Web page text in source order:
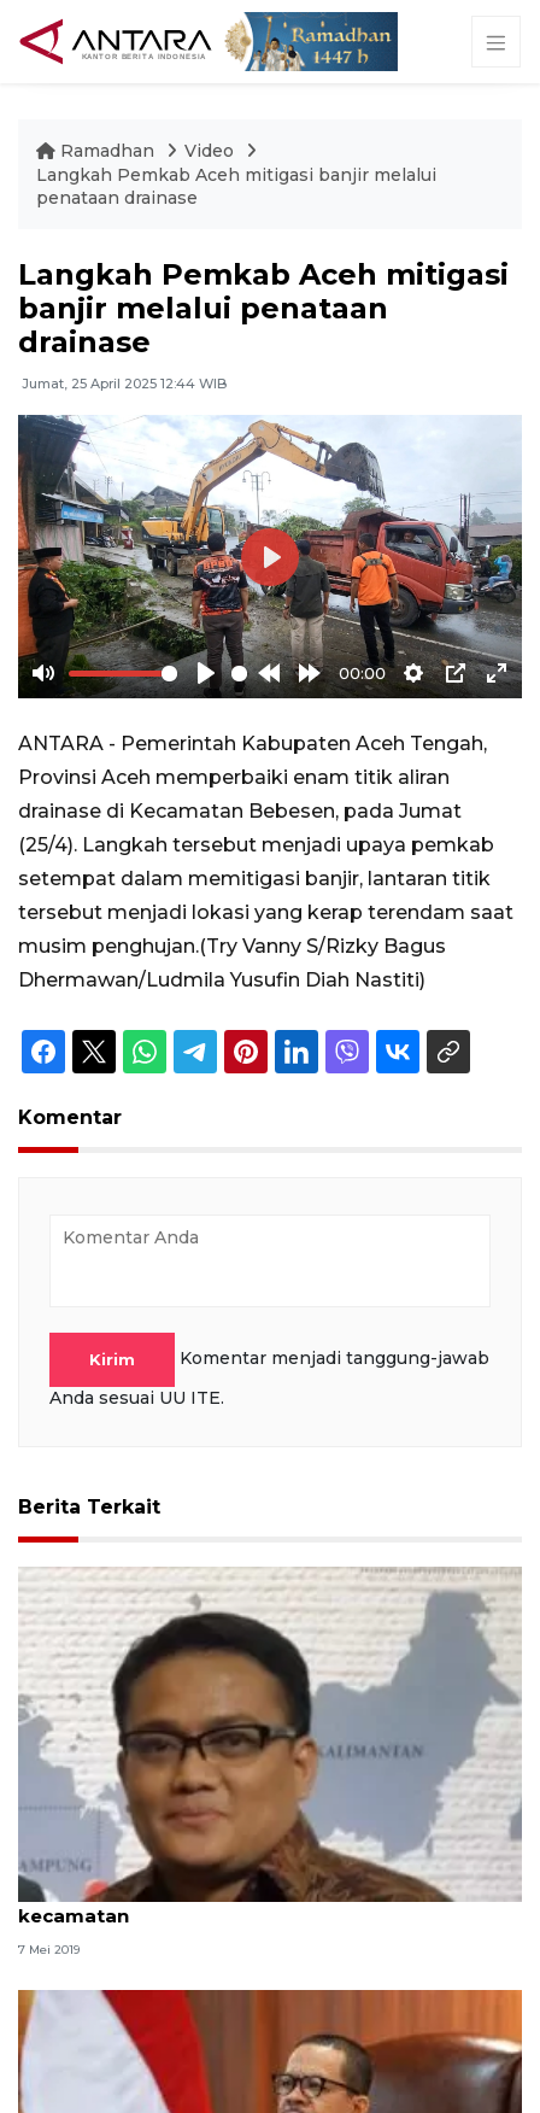
Ramadhan
Video
Langkah Pemkab Aceh mitigasi banjir melalui
penataan drainase
Langkah Pemkab Aceh mitigasi
banjir melalui penataan
drainase
Jumat, 25 April 2025 12:44 WIB
Mute Play
Rewind
10s
Forward
10s
00:00
Settings
PIP
Play
ANTARA - Pemerintah Kabupaten Aceh Tengah,
Provinsi Aceh memperbaiki enam titik aliran
drainase di Kecamatan Bebesen, pada Jumat
(25/4). Langkah tersebut menjadi upaya pemkab
setempat dalam memitigasi banjir, lantaran titik
tersebut menjadi lokasi yang kerap terendam saat
musim penghujan.(Try Vanny S/Rizky Bagus
Dhermawan/Ludmila Yusufin Diah Nastiti)
Komentar
Kirim
Komentar menjadi tanggung-jawab
Anda sesuai UU ITE.
Berita Terkait
Pemkab Aceh Tengah gelar safari Ramadhan di 14
kecamatan
7 Mei 2019